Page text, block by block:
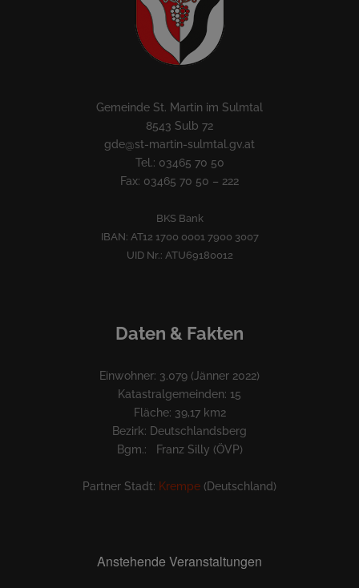
Gemeinde St. Martin im Sulmtal
8543 Sulb 72
gde@st-martin-sulmtal.gv.at
Tel.: 03465 70 50
Fax: 03465 70 50 – 222
BKS Bank
IBAN: AT12 1700 0001 7900 3007
UID Nr.: ATU69180012
Daten & Fakten
Einwohner: 3.079 (Jänner 2022)
Katastralgemeinden: 15
Fläche: 39,17 km2
Bezirk: Deutschlandsberg
Bgm.: Franz Silly (ÖVP)
Partner Stadt: Krempe (Deutschland)
Anstehende Veranstaltungen